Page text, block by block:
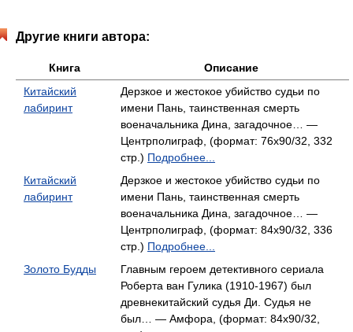
Другие книги автора:
Книга
Описание
Китайский
лабиринт
Дерзкое и жестокое убийство судьи по
имени Пань, таинственная смерть
военачальника Дина, загадочное… —
Центрполиграф, (формат: 76x90/32, 332
стр.) Подробнее...
Китайский
лабиринт
Дерзкое и жестокое убийство судьи по
имени Пань, таинственная смерть
военачальника Дина, загадочное… —
Центрполиграф, (формат: 84x90/32, 336
стр.) Подробнее...
Золото Будды
Главным героем детективного сериала
Роберта ван Гулика (1910-1967) был
древнекитайский судья Ди. Судья не
был… — Амфора, (формат: 84x90/32,